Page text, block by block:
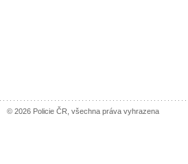
© 2026 Policie ČR, všechna práva vyhrazena